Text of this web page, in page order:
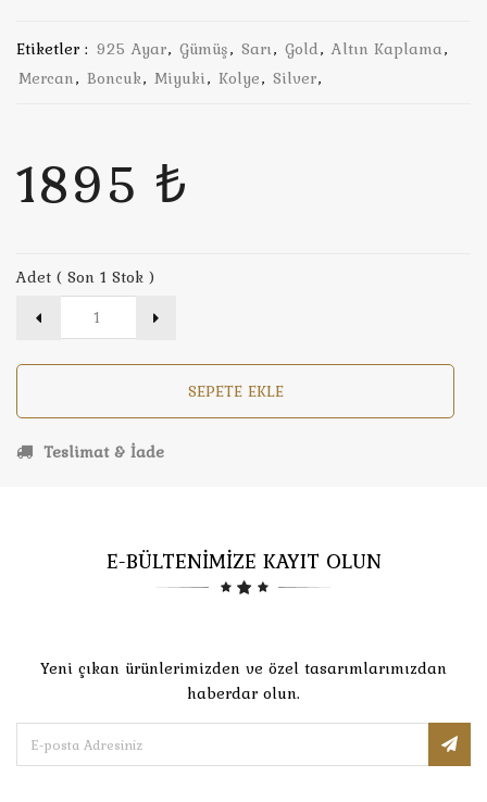
Etiketler : 925 Ayar, Gümüş, Sarı, Gold, Altın Kaplama,
Mercan, Boncuk, Miyuki, Kolye, Silver,
1895 ₺
Adet ( Son 1 Stok )
SEPETE EKLE
Teslimat & İade
E-BÜLTENİMİZE KAYIT OLUN
Yeni çıkan ürünlerimizden ve özel tasarımlarımızdan
haberdar olun.